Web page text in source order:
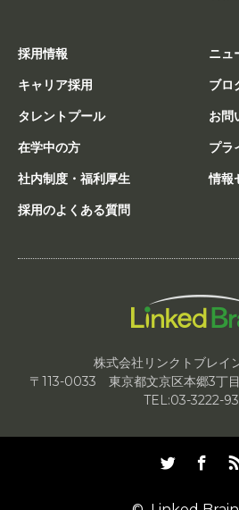
採用情報
キャリア採用
タレントプール
在学中の方
社内制度・福利厚生
採用のよくある質問
ニュ
ブロ
お問
プラ
情報
株式会社リンクトブレ
〒113-0033 東京都文京区本郷3丁
TEL:03-3222-